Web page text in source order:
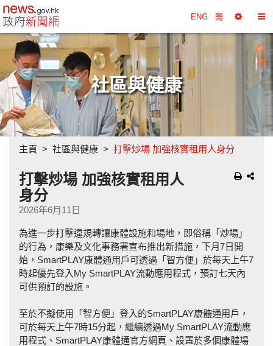
政府新聞網主頁 ENG 簡
擇
換
目
錄
社區與健康
主頁 社區與健康 打擊炒場 加強核實租用人身分
打擊炒場 加強核實租用人
身分
2026年6月11日
為進一步打擊違規轉讓康體設施和場地，即俗稱「炒場」
的行為，康樂及文化事務署宣布推出新措施，下月7日開
始，SmartPLAY康體通用戶可透過「智方便」於每天上午7
時起優先登入My SmartPLAY流動應用程式，預訂七天內
可供預訂的設施。
至於不擬使用「智方便」登入的SmartPLAY康體通用戶，
可於每天上午7時15分起，繼續透過My SmartPLAY流動應
用程式、SmartPLAY康體通官方網頁、設置於多個康體場